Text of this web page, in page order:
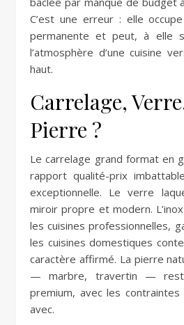
C’est une erreur : elle
permanente et peut, à elle
l’atmosphère d’une cuisine
haut.
Carrelage,
Pierre ?
Le carrelage grand format en
rapport qualité-prix
exceptionnelle. Le verre
miroir propre et modern.
les cuisines professionnelles,
les cuisines domestiques
caractère affirmé. La pierre
— marbre, travertin —
premium, avec les
avec.